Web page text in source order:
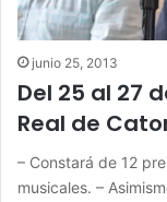
junio 25, 2013
Del 25 al 27
Real de
– Constará de 12
musicales. –